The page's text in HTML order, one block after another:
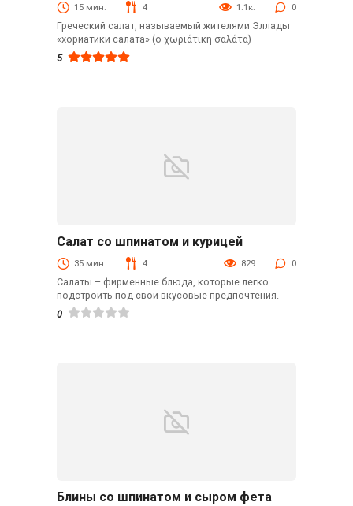
15 мин. 4 1.1к. 0
Греческий салат, называемый жителями Эллады
«хориатики салата» (о χωριάτικη σαλάτα)
5
Салат со шпинатом и курицей
35 мин. 4 829 0
Салаты – фирменные блюда, которые легко
подстроить под свои вкусовые предпочтения.
0
Блины со шпинатом и сыром фета